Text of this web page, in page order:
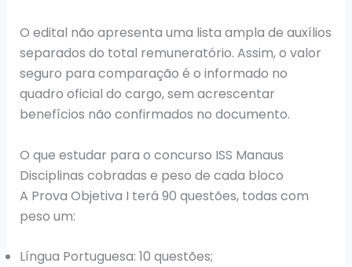
O edital não apresenta uma lista ampla de auxílios
separados do total remuneratório. Assim, o valor
seguro para comparação é o informado no
quadro oficial do cargo, sem acrescentar
benefícios não confirmados no documento.
O que estudar para o concurso ISS Manaus
Disciplinas cobradas e peso de cada bloco
A Prova Objetiva I terá 90 questões, todas com
peso um:
Língua Portuguesa: 10 questões;